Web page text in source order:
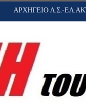
ΑΡΧΗΓΕΙΟ Λ.Σ.-